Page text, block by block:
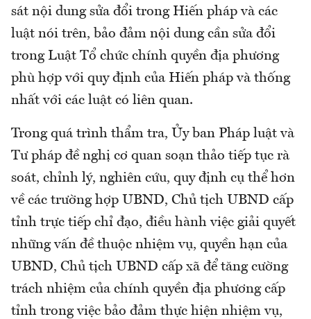
sát nội dung sửa đổi trong Hiến pháp và các
luật nói trên, bảo đảm nội dung cần sửa đổi
trong Luật Tổ chức chính quyền địa phương
phù hợp với quy định của Hiến pháp và thống
nhất với các luật có liên quan.
Trong quá trình thẩm tra, Ủy ban Pháp luật và
Tư pháp đề nghị cơ quan soạn thảo tiếp tục rà
soát, chỉnh lý, nghiên cứu, quy định cụ thể hơn
về các trường hợp UBND, Chủ tịch UBND cấp
tỉnh trực tiếp chỉ đạo, điều hành việc giải quyết
những vấn đề thuộc nhiệm vụ, quyền hạn của
UBND, Chủ tịch UBND cấp xã để tăng cường
trách nhiệm của chính quyền địa phương cấp
tỉnh trong việc bảo đảm thực hiện nhiệm vụ,